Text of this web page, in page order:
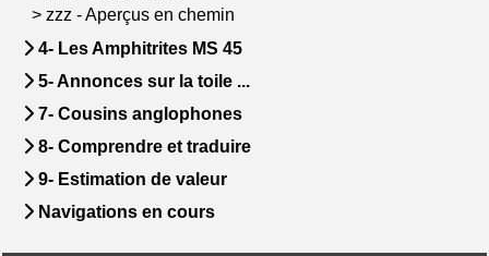
> zzz - Aperçus en chemin
4- Les Amphitrites MS 45
5- Annonces sur la toile ...
7- Cousins anglophones
8- Comprendre et traduire
9- Estimation de valeur
Navigations en cours